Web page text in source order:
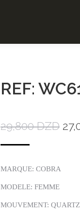
REF:
29,800DZD
MARQUE: COBRA
MODELE: FEMME
MOUVEMENT: